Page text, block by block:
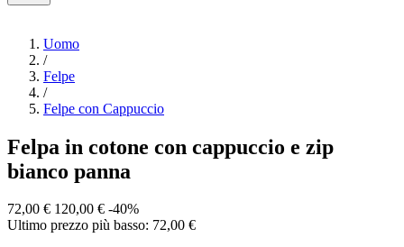
Uomo
/
Felpe
/
Felpe con Cappuccio
Felpa in cotone con cappuccio e zip
bianco panna
72,00 € 120,00 € -40%
Ultimo prezzo più basso: 72,00 €